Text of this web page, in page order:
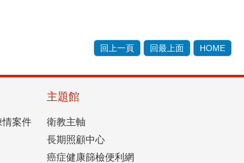
回上一頁 回最上面 HOME
情案件
主題館
衛教主軸
長期照顧中心
癌症健康篩檢便利網